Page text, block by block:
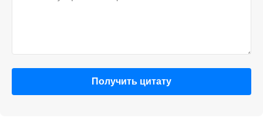
Получить цитату